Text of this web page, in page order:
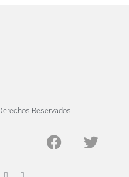
Reservados.